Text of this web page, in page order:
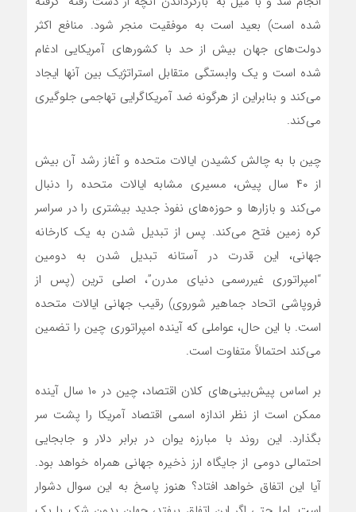
شده است) بعید است به موفقیت منجر شود. منافع اکثر
دولت‌‌های جهان بیش از حد با کشورهای آمریکایی ادغام
شده است و یک وابستگی متقابل استراتژیک بین آنها ایجاد‌
می‌کند و بنابراین از هرگونه ضد آمریکاگرایی تهاجمی جلوگیری‌
می‌کند.
چین با به چالش کشیدن ایالات متحده و آغاز رشد آن بیش
از ۴۰ سال پیش، مسیری مشابه ایالات متحده را دنبال‌
می‌کند و بازارها و حوزه‌‌های نفوذ جدید بیشتری را در سراسر
کره زمین فتح‌ می‌کند. پس از تبدیل شدن به یک کارخانه
جهانی، این قدرت در آستانه تبدیل شدن به دومین
“امپراتوری غیررسمی دنیای مدرن”، اصلی ترین (پس از
فروپاشی اتحاد جماهیر شوروی) رقیب جهانی ایالات متحده
است. با این حال، عواملی که آینده امپراتوری چین را تضمین‌
می‌کند احتمالاً متفاوت است.
بر اساس پیش‌بینی‌های کلان اقتصاد، چین در ۱۰ سال آینده
ممکن است از نظر اندازه اسمی اقتصاد آمریکا را پشت سر
بگذارد. این روند با مبارزه یوان در برابر دلار و جابجایی
احتمالی دومی از جایگاه ارز ذخیره جهانی همراه خواهد بود.
آیا این اتفاق خواهد افتاد؟ هنوز پاسخ به این سوال دشوار